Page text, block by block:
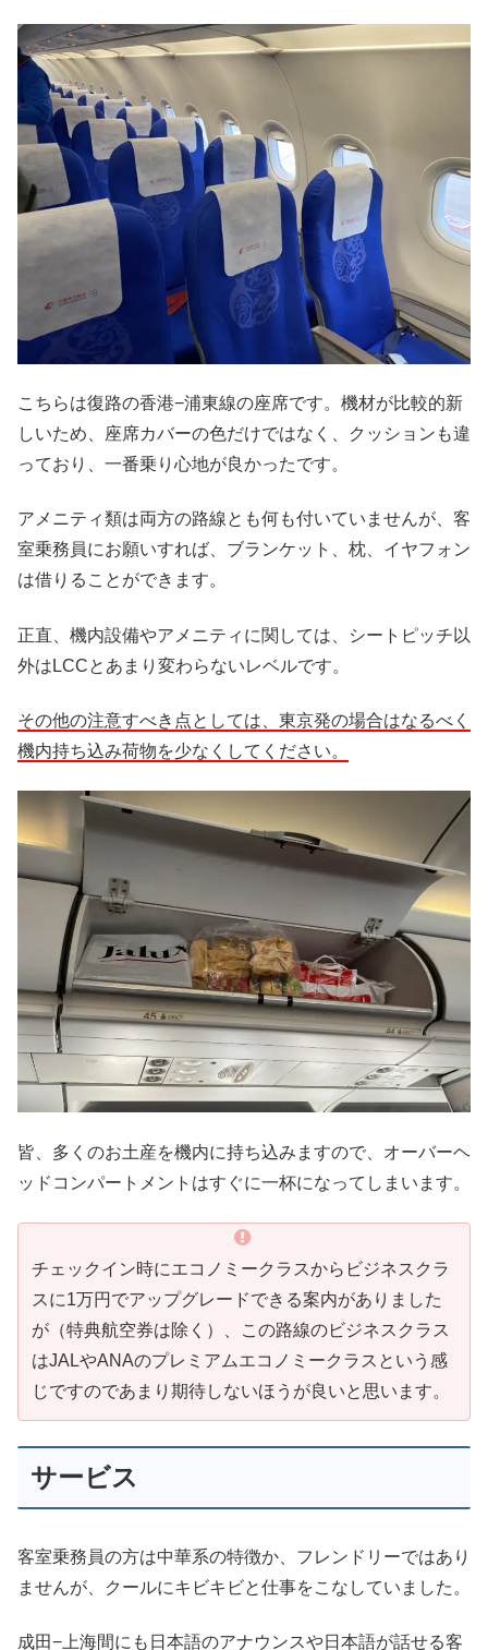
こちらは復路の香港−浦東線の座席です。機材が比較的新
しいため、座席カバーの色だけではなく、クッションも違
っており、一番乗り心地が良かったです。
アメニティ類は両方の路線とも何も付いていませんが、客
室乗務員にお願いすれば、ブランケット、枕、イヤフォン
は借りることができます。
正直、機内設備やアメニティに関しては、シートピッチ以
外はLCCとあまり変わらないレベルです。
その他の注意すべき点としては、東京発の場合はなるべく
機内持ち込み荷物を少なくしてください。
皆、多くのお土産を機内に持ち込みますので、オーバーヘ
ッドコンパートメントはすぐに一杯になってしまいます。
チェックイン時にエコノミークラスからビジネスクラ
スに1万円でアップグレードできる案内がありました
が（特典航空券は除く）、この路線のビジネスクラス
はJALやANAのプレミアムエコノミークラスという感
じですのであまり期待しないほうが良いと思います。
サービス
客室乗務員の方は中華系の特徴か、フレンドリーではあり
ませんが、クールにキビキビと仕事をこなしていました。
成田−上海間にも日本語のアナウンスや日本語が話せる客